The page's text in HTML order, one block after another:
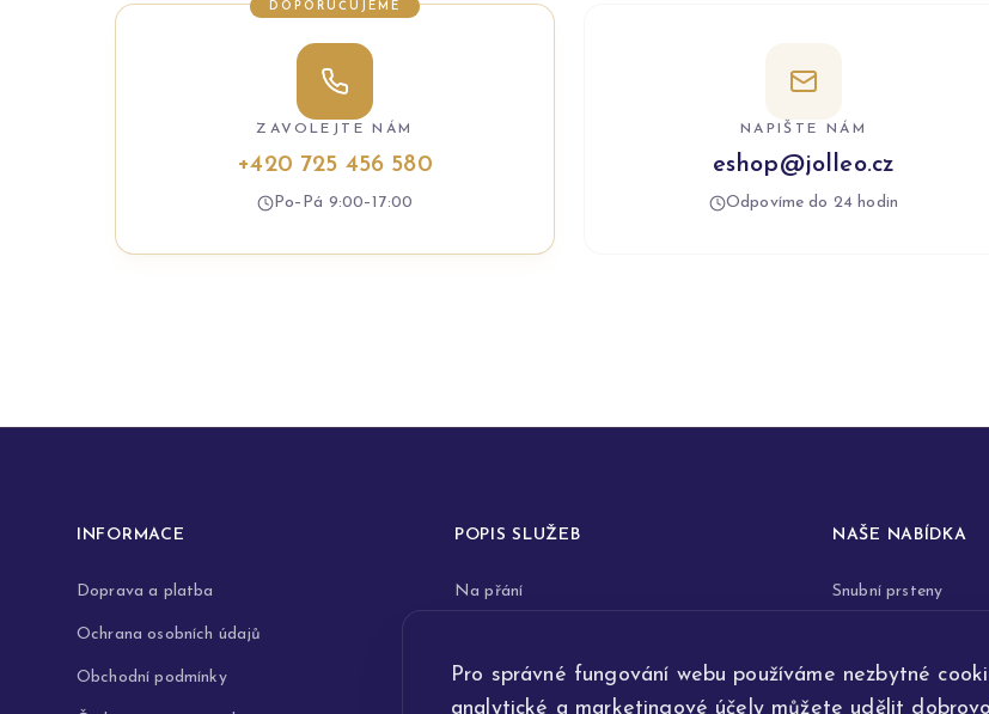
Pro správné fungování webu používáme nezbytné
analytické a marketingové účely můžete udělit
DOPORUČUJEME
ZAVOLEJTE NÁM
+420 725 456 580
Po–Pá 9:00–17:00
NAPIŠTE NÁM
eshop@jolleo.cz
Odpovíme do 24 hodin
INFORMACE
Doprava a platba
Ochrana osobních údajů
Obchodní podmínky
POPIS SLUŽEB
Na přání
Opravy a renovace šperků
NAŠE NABÍDKA
Snubní prsteny
Šperky